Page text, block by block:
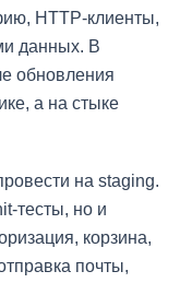
HTTP-клиенты,
данных. В
обновления
а на стыке
на staging.
тесты, но и
корзина,
почты,